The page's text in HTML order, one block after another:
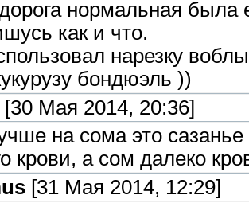
нормальная
как и что.
нарезку
бондюэль ))
[30 Мая 2014, 20:36]
на сома это сазанье
крови, а сом далеко
[31 Мая 2014, 12:29]